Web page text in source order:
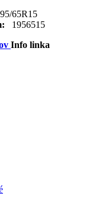
65R15
1956515
Info linka